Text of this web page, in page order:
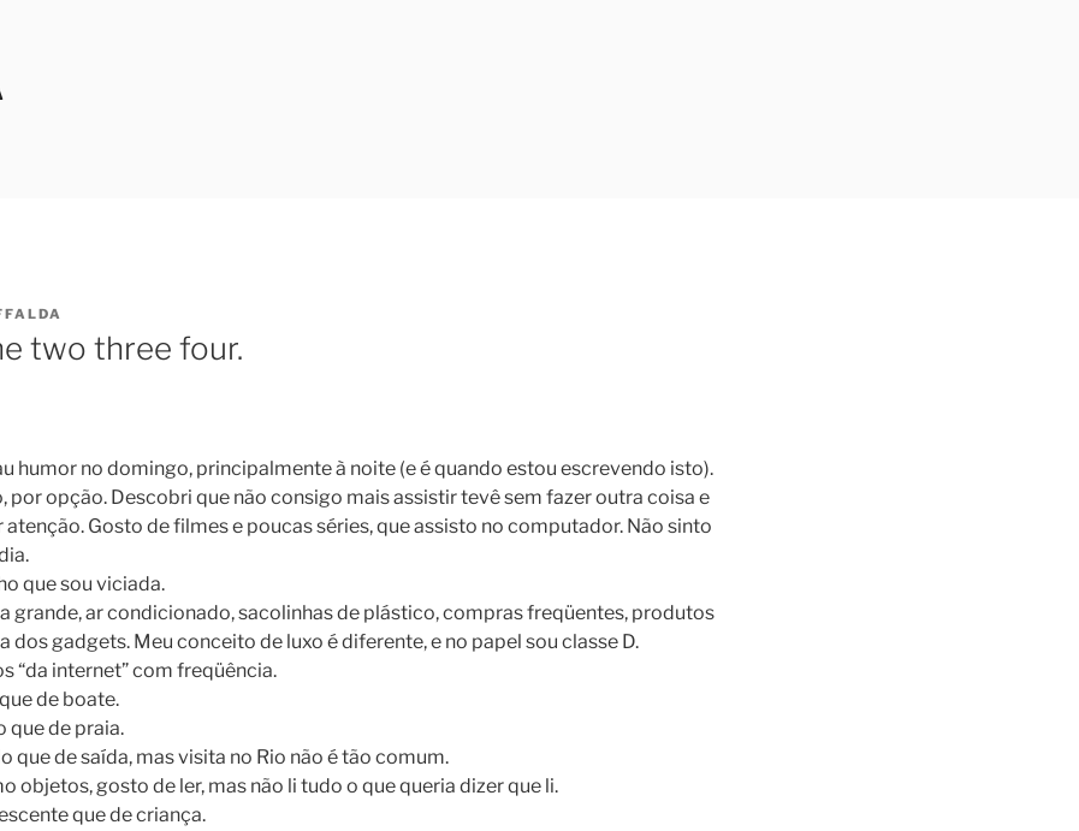
two three four.
humor no domingo, principalmente à noite (e é quando estou escrevendo isto).
por opção. Descobri que não consigo mais assistir tevê sem fazer outra coisa e
Gosto de filmes e poucas séries, que assisto no computador. Não sinto
que sou viciada.
grande, ar condicionado, sacolinhas de plástico, compras freqüentes, produtos
dos gadgets. Meu conceito de luxo é diferente, e no papel sou classe D.
“da internet” com freqüência.
de boate.
que de praia.
que de saída, mas visita no Rio não é tão comum.
objetos, gosto de ler, mas não li tudo o que queria dizer que li.
que de criança.